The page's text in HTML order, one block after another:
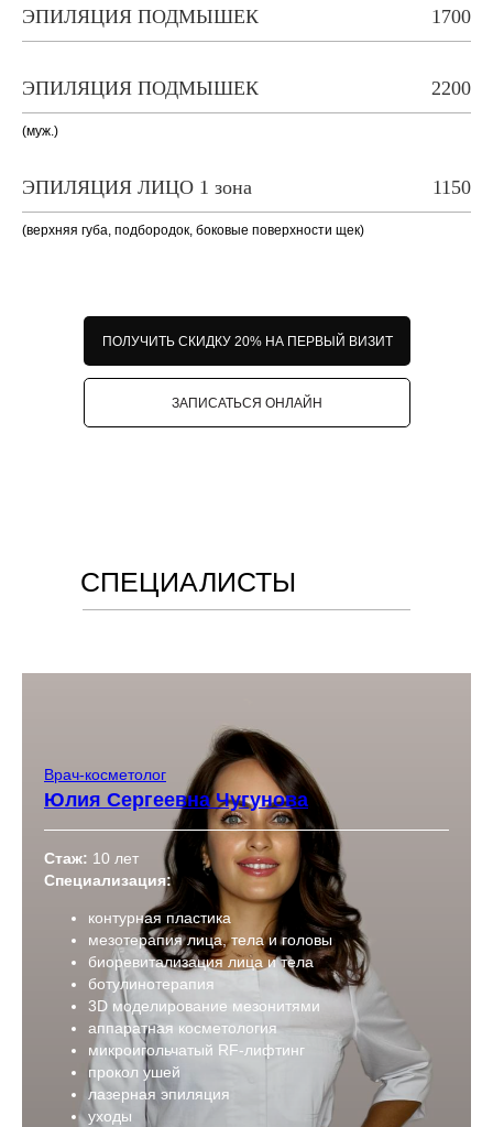
ЭПИЛЯЦИЯ ПОДМЫШЕК 1700
ЭПИЛЯЦИЯ ПОДМЫШЕК 2200
(муж.)
ЭПИЛЯЦИЯ ЛИЦО 1 зона 1150
(верхняя губа, подбородок, боковые поверхности щек)
ПОЛУЧИТЬ СКИДКУ 20% НА ПЕРВЫЙ ВИЗИТ
ЗАПИСАТЬСЯ ОНЛАЙН
СПЕЦИАЛИСТЫ
Врач-косметолог
Юлия Сергеевна Чугунова
Стаж: 10 лет
Специализация:
контурная пластика
мезотерапия лица, тела и головы
биоревитализация лица и тела
ботулинотерапия
3D моделирование мезонитями
аппаратная косметология
микроигольчатый RF-лифтинг
прокол ушей
лазерная эпиляция
уходы